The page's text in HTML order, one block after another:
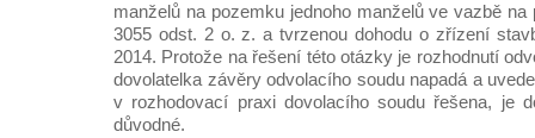
manželů na pozemku jednoho manželů ve vazbě na
3055 odst. 2 o. z. a tvrzenou dohodu o zřízení
2014. Protože na řešení této otázky je rozhodnutí
dovolatelka závěry odvolacího soudu napadá a
v rozhodovací praxi dovolacího soudu řešena, je
důvodné.